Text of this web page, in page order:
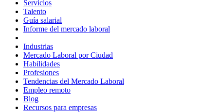
Servicios
Talento
Guía salarial
Informe del mercado laboral
Industrias
Mercado Laboral por Ciudad
Habilidades
Profesiones
Tendencias del Mercado Laboral
Empleo remoto
Blog
Recursos para empresas